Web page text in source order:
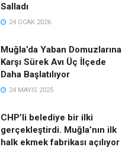
Salladı
24 OCAK 2026
Muğla’da Yaban Domuzlarına
Karşı Sürek Avı Üç İlçede
Daha Başlatılıyor
24 MAYIS 2025
CHP’li belediye bir ilki
gerçekleştirdi. Muğla’nın ilk
halk ekmek fabrikası açılıyor